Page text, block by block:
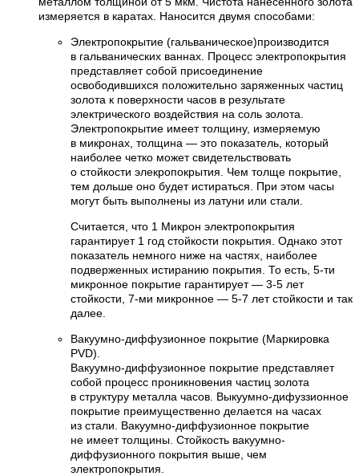
измеряется в каратах. Наносится двумя способами:
Электропокрытие (гальваническое)производится
в гальванических ваннах. Процесс электропокрытия
представляет собой присоединение
освободившихся положительно заряженных частиц
золота к поверхности часов в результате
электрического воздействия на соль золота.
Электропокрытие имеет толщину, измеряемую
в микронах, толщина — это показатель, который
наиболее четко может свидетельствовать
о стойкости элекропокрытия. Чем толще покрытие,
тем дольше оно будет истираться. При этом часы
могут быть выполнены из латуни или стали.
Считается, что 1 Микрон электропокрытия
гарантирует 1 год стойкости покрытия. Однако этот
показатель немного ниже на частях, наиболее
подверженных истиранию покрытия. То есть, 5-ти
микронное покрытие гарантирует — 3-5 лет
стойкости, 7-ми микронное — 5-7 лет стойкости и так
далее.
Вакуумно-диффузионное покрытие (Маркировка
PVD).
Вакуумно-диффузионное покрытие представляет
собой процесс проникновения частиц золота
в структуру металла часов. Выкуумно-дифуззионное
покрытие преимущественно делается на часах
из стали. Вакуумно-диффузионное покрытие
не имеет толщины. Стойкость вакуумно-
диффузионного покрытия выше, чем
электропокрытия.